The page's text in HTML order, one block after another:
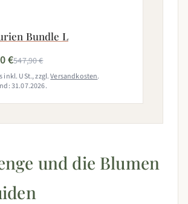
Bundle L
€547,90 €
inkl. USt., zzgl.Versandkosten.
31.07.2026.
und die Blumen